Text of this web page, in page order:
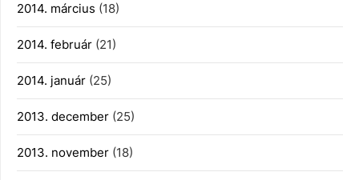
2014. március (18)
2014. február (21)
2014. január (25)
2013. december (25)
2013. november (18)